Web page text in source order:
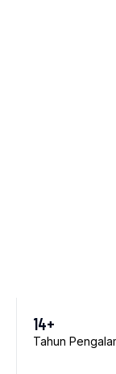
14+
Tahun